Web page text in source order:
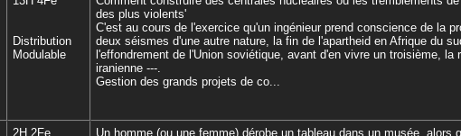
Distribution
Modulable
des plus violents'
C'est au cours de l'exercice qu'un ingénieur prend conscience de la
deux séismes d'une autre nature, la fin de l'apartheid en Afrique du
l'effondrement de l'Union soviétique, avant d'en vivre un troisième, la
iranienne ---.
Gestion des grands projets de co...
2H 2Fe
Un homme (ou une femme) dérobe un tableau dans un musée, alors